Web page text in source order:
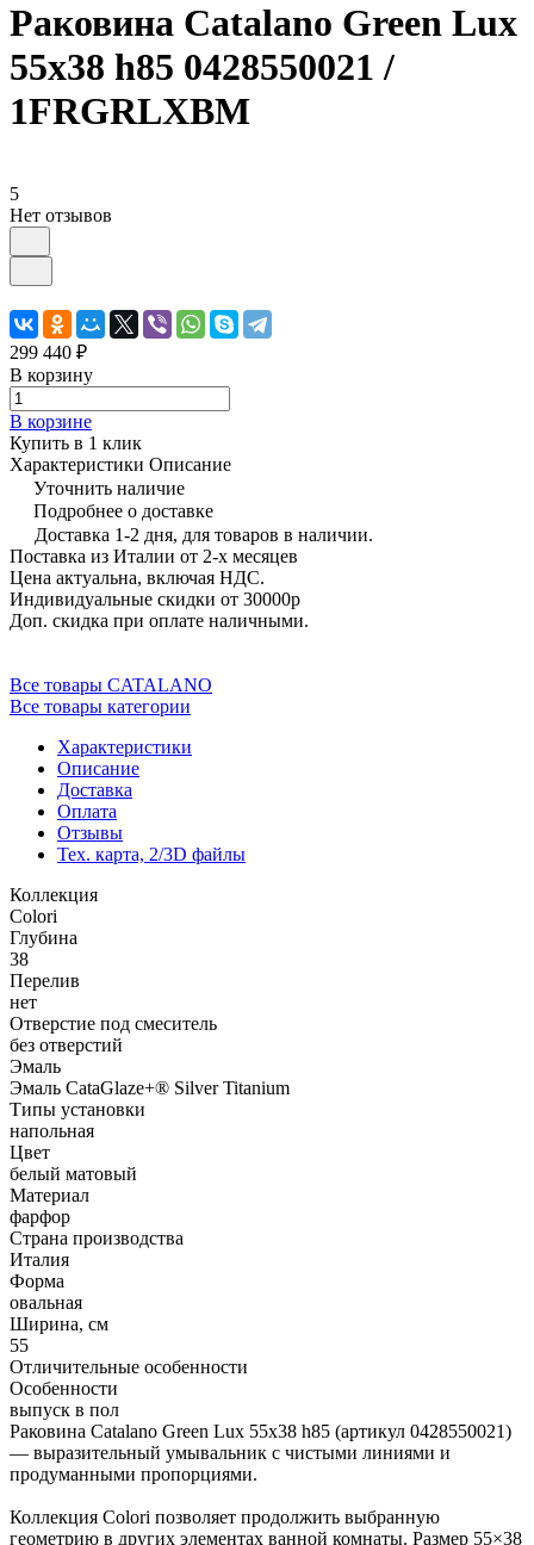
Раковина Catalano Green Lux
55x38 h85 0428550021 /
1FRGRLXBM
5
Нет отзывов
299 440 ₽
В корзину
В корзине
Купить в 1 клик
Характеристики Описание
Уточнить наличие
Подробнее о доставке
Доставка 1-2 дня, для товаров в наличии.
Поставка из Италии от 2-х месяцев
Цена актуальна, включая НДС.
Индивидуальные скидки от 30000р
Доп. скидка при оплате наличными.
Все товары CATALANO
Все товары категории
Характеристики
Описание
Доставка
Оплата
Отзывы
Тех. карта, 2/3D файлы
Коллекция
Colori
Глубина
38
Перелив
нет
Отверстие под смеситель
без отверстий
Эмаль
Эмаль CataGlaze+® Silver Titanium
Типы установки
напольная
Цвет
белый матовый
Материал
фарфор
Страна производства
Италия
Форма
овальная
Ширина, см
55
Отличительные особенности
Особенности
выпуск в пол
Раковина Catalano Green Lux 55x38 h85 (артикул 0428550021)
— выразительный умывальник с чистыми линиями и
продуманными пропорциями.
Коллекция Colori позволяет продолжить выбранную
геометрию в других элементах ванной комнаты. Размер 55×38